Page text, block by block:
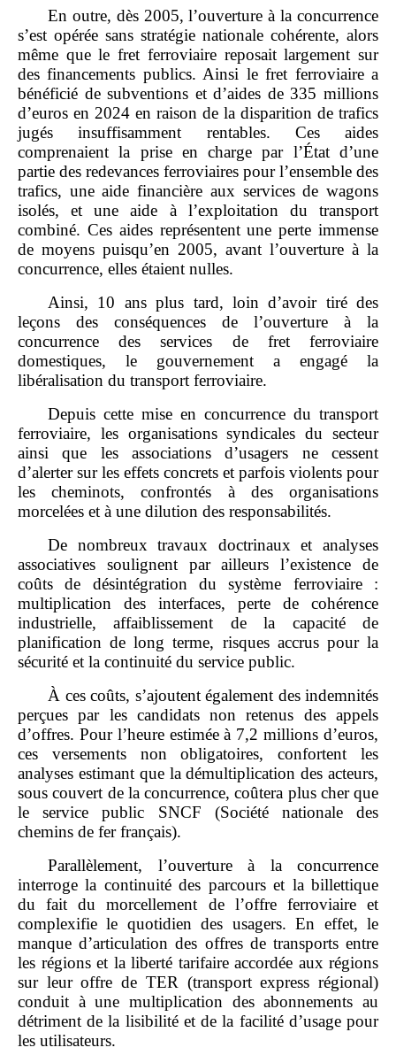
En outre, dès 2005, l’ouverture à la concurrence
s’est opérée sans stratégie nationale cohérente, alors
même que le fret ferroviaire reposait largement sur
des financements publics. Ainsi le fret ferroviaire a
bénéficié de subventions et d’aides de 335 millions
d’euros en 2024 en raison de la disparition de trafics
jugés insuffisamment rentables. Ces aides
comprenaient la prise en charge par l’État d’une
partie des redevances ferroviaires pour l’ensemble des
trafics, une aide financière aux services de wagons
isolés, et une aide à l’exploitation du transport
combiné. Ces aides représentent une perte immense
de moyens puisqu’en 2005, avant l’ouverture à la
concurrence, elles étaient nulles.
Ainsi, 10 ans plus tard, loin d’avoir tiré des
leçons des conséquences de l’ouverture à la
concurrence des services de fret ferroviaire
domestiques, le gouvernement a engagé la
libéralisation du transport ferroviaire.
Depuis cette mise en concurrence du transport
ferroviaire, les organisations syndicales du secteur
ainsi que les associations d’usagers ne cessent
d’alerter sur les effets concrets et parfois violents pour
les cheminots, confrontés à des organisations
morcelées et à une dilution des responsabilités.
De nombreux travaux doctrinaux et analyses
associatives soulignent par ailleurs l’existence de
coûts de désintégration du système ferroviaire :
multiplication des interfaces, perte de cohérence
industrielle, affaiblissement de la capacité de
planification de long terme, risques accrus pour la
sécurité et la continuité du service public.
À ces coûts, s’ajoutent également des indemnités
perçues par les candidats non retenus des appels
d’offres. Pour l’heure estimée à 7,2 millions d’euros,
ces versements non obligatoires, confortent les
analyses estimant que la démultiplication des acteurs,
sous couvert de la concurrence, coûtera plus cher que
le service public SNCF (Société nationale des
chemins de fer français).
Parallèlement, l’ouverture à la concurrence
interroge la continuité des parcours et la billettique
du fait du morcellement de l’offre ferroviaire et
complexifie le quotidien des usagers. En effet, le
manque d’articulation des offres de transports entre
les régions et la liberté tarifaire accordée aux régions
sur leur offre de TER (transport express régional)
conduit à une multiplication des abonnements au
détriment de la lisibilité et de la facilité d’usage pour
les utilisateurs.